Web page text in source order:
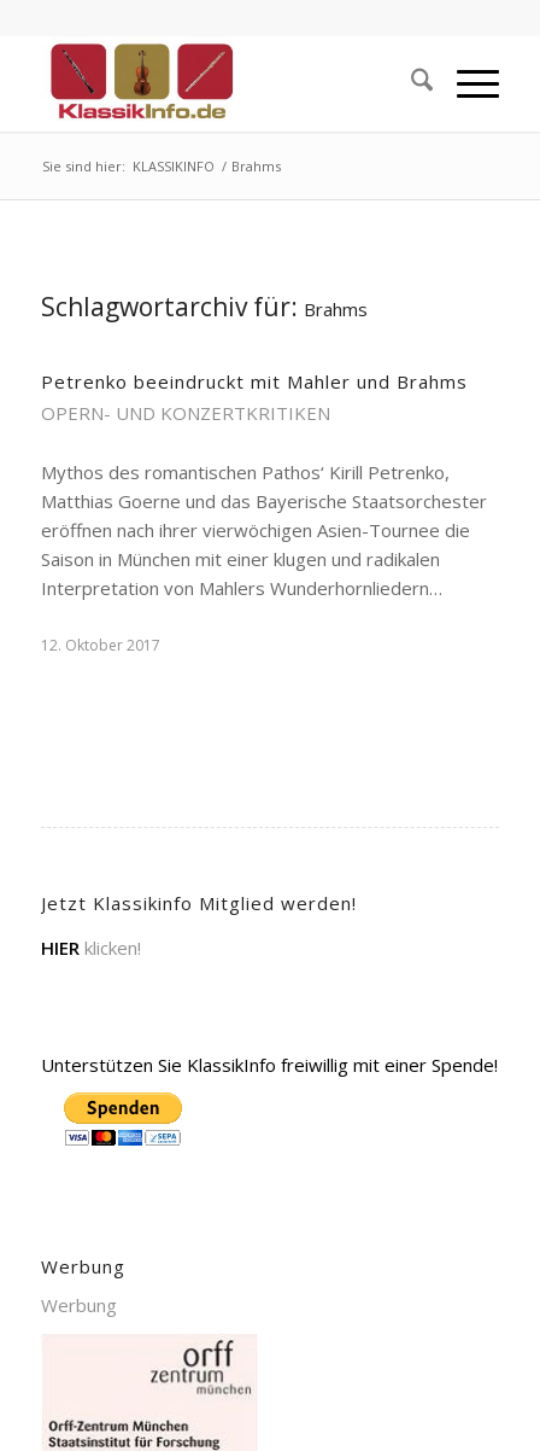
Sie sind hier: KLASSIKINFO / Brahms
Schlagwortarchiv für: Brahms
Petrenko beeindruckt mit Mahler und Brahms
OPERN- UND KONZERTKRITIKEN
Mythos des romantischen Pathos‘ Kirill Petrenko,
Matthias Goerne und das Bayerische Staatsorchester
eröffnen nach ihrer vierwöchigen Asien-Tournee die
Saison in München mit einer klugen und radikalen
Interpretation von Mahlers Wunderhornliedern…
12. Oktober 2017
Jetzt Klassikinfo Mitglied werden!
HIER klicken!
Unterstützen Sie KlassikInfo freiwillig mit einer Spende!
Werbung
Werbung